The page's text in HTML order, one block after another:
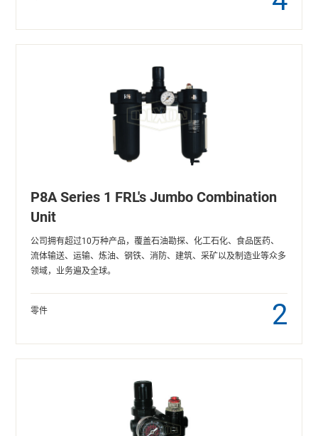
P8A Series 1 FRL's Jumbo Combination
Unit
公司拥有超过10万种产品，覆盖石油勘探、化工石化、食品医药、
流体输送、运输、炼油、钢铁、消防、建筑、采矿以及制造业等众多
领域，业务遍及全球。
零件 2